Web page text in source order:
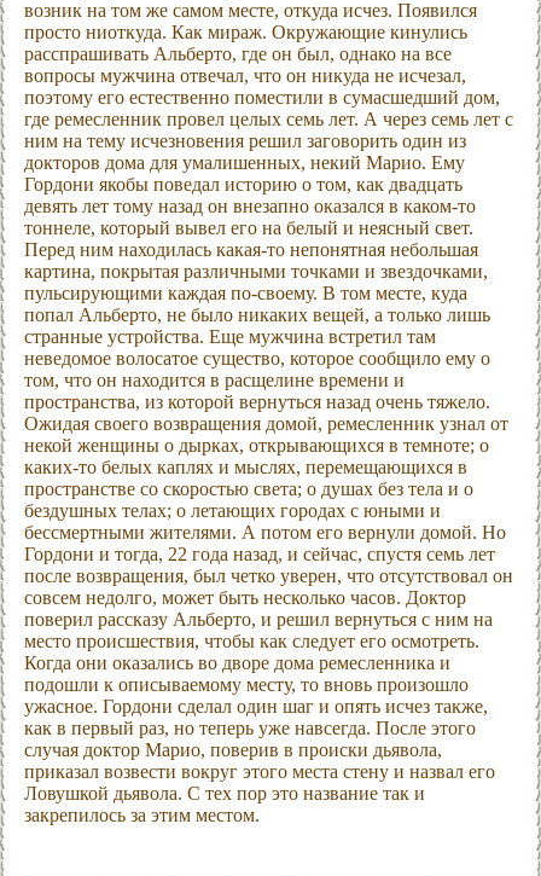
возник на том же самом месте, откуда исчез. Появился
просто ниоткуда. Как мираж. Окружающие кинулись
расспрашивать Альберто, где он был, однако на все
вопросы мужчина отвечал, что он никуда не исчезал,
поэтому его естественно поместили в сумасшедший дом,
где ремесленник провел целых семь лет. А через семь лет с
ним на тему исчезновения решил заговорить один из
докторов дома для умалишенных, некий Марио. Ему
Гордони якобы поведал историю о том, как двадцать
девять лет тому назад он внезапно оказался в каком-то
тоннеле, который вывел его на белый и неясный свет.
Перед ним находилась какая-то непонятная небольшая
картина, покрытая различными точками и звездочками,
пульсирующими каждая по-своему. В том месте, куда
попал Альберто, не было никаких вещей, а только лишь
странные устройства. Еще мужчина встретил там
неведомое волосатое существо, которое сообщило ему о
том, что он находится в расщелине времени и
пространства, из которой вернуться назад очень тяжело.
Ожидая своего возвращения домой, ремесленник узнал от
некой женщины о дырках, открывающихся в темноте; о
каких-то белых каплях и мыслях, перемещающихся в
пространстве со скоростью света; о душах без тела и о
бездушных телах; о летающих городах с юными и
бессмертными жителями. А потом его вернули домой. Но
Гордони и тогда, 22 года назад, и сейчас, спустя семь лет
после возвращения, был четко уверен, что отсутствовал он
совсем недолго, может быть несколько часов. Доктор
поверил рассказу Альберто, и решил вернуться с ним на
место происшествия, чтобы как следует его осмотреть.
Когда они оказались во дворе дома ремесленника и
подошли к описываемому месту, то вновь произошло
ужасное. Гордони сделал один шаг и опять исчез также,
как в первый раз, но теперь уже навсегда. После этого
случая доктор Марио, поверив в происки дьявола,
приказал возвести вокруг этого места стену и назвал его
Ловушкой дьявола. С тех пор это название так и
закрепилось за этим местом.